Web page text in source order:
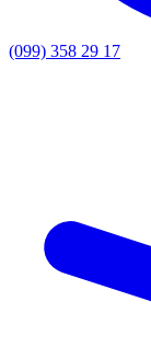
(099) 358 29 17